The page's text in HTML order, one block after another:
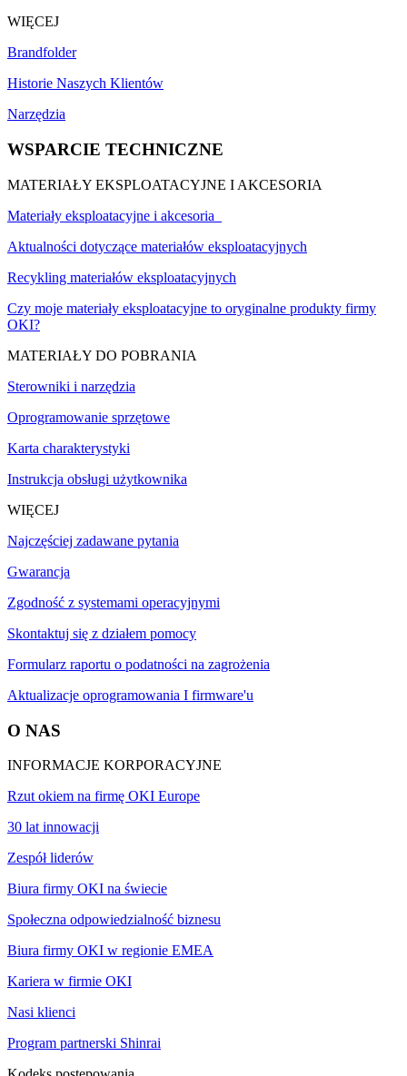
WIĘCEJ
Brandfolder
Historie Naszych Klientów
Narzędzia
WSPARCIE TECHNICZNE
MATERIAŁY EKSPLOATACYJNE I AKCESORIA
Materiały eksploatacyjne i akcesoria
Aktualności dotyczące materiałów eksploatacyjnych
Recykling materiałów eksploatacyjnych
Czy moje materiały eksploatacyjne to oryginalne produkty firmy
OKI?
MATERIAŁY DO POBRANIA
Sterowniki i narzędzia
Oprogramowanie sprzętowe
Karta charakterystyki
Instrukcja obsługi użytkownika
WIĘCEJ
Najczęściej zadawane pytania
Gwarancja
Zgodność z systemami operacyjnymi
Skontaktuj się z działem pomocy
Formularz raportu o podatności na zagrożenia
Aktualizacje oprogramowania I firmware'u
O NAS
INFORMACJE KORPORACYJNE
Rzut okiem na firmę OKI Europe
30 lat innowacji
Zespół liderów
Biura firmy OKI na świecie
Społeczna odpowiedzialność biznesu
Biura firmy OKI w regionie EMEA
Kariera w firmie OKI
Nasi klienci
Program partnerski Shinrai